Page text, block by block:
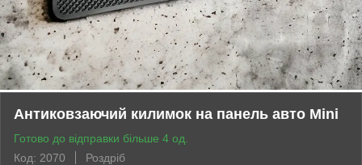
Антиковзаючий килимок на панель авто Mini
Готово до відправки більше 4 од.
Код: 2070
Роздріб